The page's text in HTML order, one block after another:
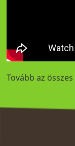
Tovább az